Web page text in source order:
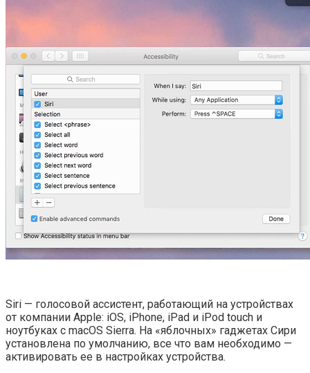
Siri — голосовой ассистент, работающий на устройствах
от компании Apple: iOS, iPhone, iPad и iPod touch и
ноутбуках с macOS Sierra. На «яблочных» гаджетах Сири
установлена по умолчанию, все что вам необходимо —
активировать ее в настройках устройства.